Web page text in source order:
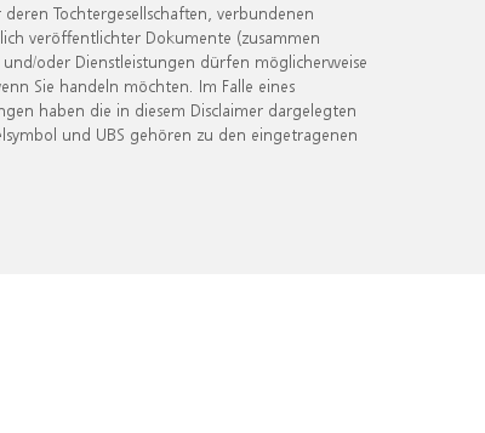
Tochtergesellschaften, verbundenen
veröffentlichter Dokumente (zusammen
oder Dienstleistungen dürfen möglicherweise
Sie handeln möchten. Im Falle eines
haben die in diesem Disclaimer dargelegten
und UBS gehören zu den eingetragenen